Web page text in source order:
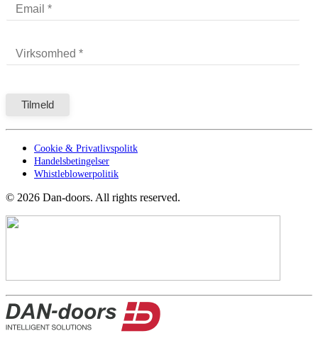
Cookie & Privatlivspolitk
Handelsbetingelser
Whistleblowerpolitik
© 2026 Dan-doors. All rights reserved.